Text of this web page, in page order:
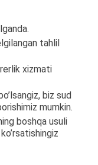
tahlil
xizmati
biz sud
mumkin.
boshqa usuli